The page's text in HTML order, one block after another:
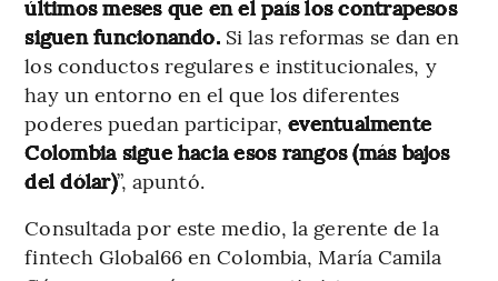
últimos meses que en el país los contrapesos
siguen funcionando.Si las reformas se dan en
los conductos regulares e institucionales, y
hay un entorno en el que los diferentes
poderes puedan participar,eventualmente
Colombia sigue hacia esos rangos (más bajos
del dólar)”, apuntó.
Consultada por este medio, la gerente de la
fintech Global66 en Colombia, María Camila